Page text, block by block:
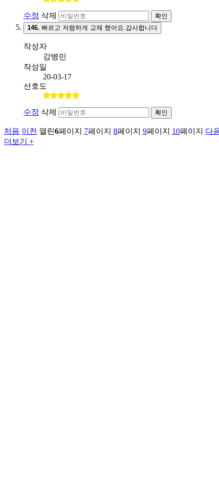
수정 삭제
확인
146. 빠르고 저렴하게 교체 했어요.감사합니다
작성자
강병민
작성일
20-03-17
선호도
수정 삭제 확인
처음 이전 열린6페이지 7페이지 8페이지 9페이지 10페이지
다
더보기 +